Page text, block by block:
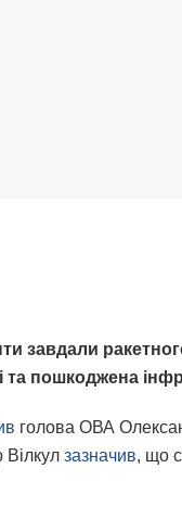
завдали
та пошкоджена
голова ОВА
зазначив, що